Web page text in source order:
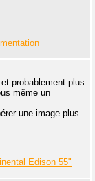
probablement plus
même un
une image plus
Edison 55"